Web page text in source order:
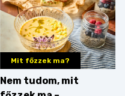
Mit főzzek ma?
Nem tudom, mit